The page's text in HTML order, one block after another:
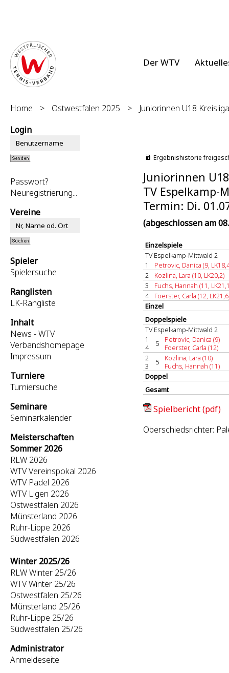
Der WTV
Home > Ostwestfalen 2025 >
Juniorinnen U18
Login
Passwort?
Neuregistrierung...
Vereine
Spieler
Spielersuche
Ranglisten
LK-Rangliste
Inhalt
News - WTV
Verbandshomepage
Impressum
Turniere
Turniersuche
Seminare
Seminarkalender
Meisterschaften
Sommer 2026
RLW 2026
WTV Vereinspokal 2026
WTV Padel 2026
WTV Ligen 2026
Ostwestfalen 2026
Münsterland 2026
Ruhr-Lippe 2026
Südwestfalen 2026
Winter 2025/26
RLW Winter 25/26
WTV Winter 25/26
Ostwestfalen 25/26
Münsterland 25/26
Ruhr-Lippe 25/26
Südwestfalen 25/26
Administrator
Anmeldeseite
Ergebnishistorie
Juniorinnen
TV Espelkamp-
Termin: Di.
(abgeschlossen am
Einzelspiele
TV Espelkamp-Mittwald 2
1
Petrovic, Danica (9,
2
Kozlina, Lara (10, LK20,2)
3
Fuchs, Hannah (11,
4
Foerster, Carla (12,
Einzel
Doppelspiele
TV Espelkamp-Mittwald 2
1
4
5
Petrovic, Danica (9)
Foerster, Carla (12)
2
3
5
Kozlina, Lara (10)
Fuchs, Hannah (11)
Doppel
Gesamt
Spielbericht (pdf)
Oberschiedsrichter: